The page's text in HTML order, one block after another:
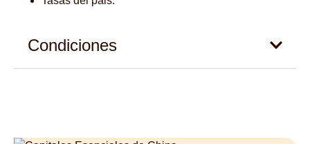
Condiciones